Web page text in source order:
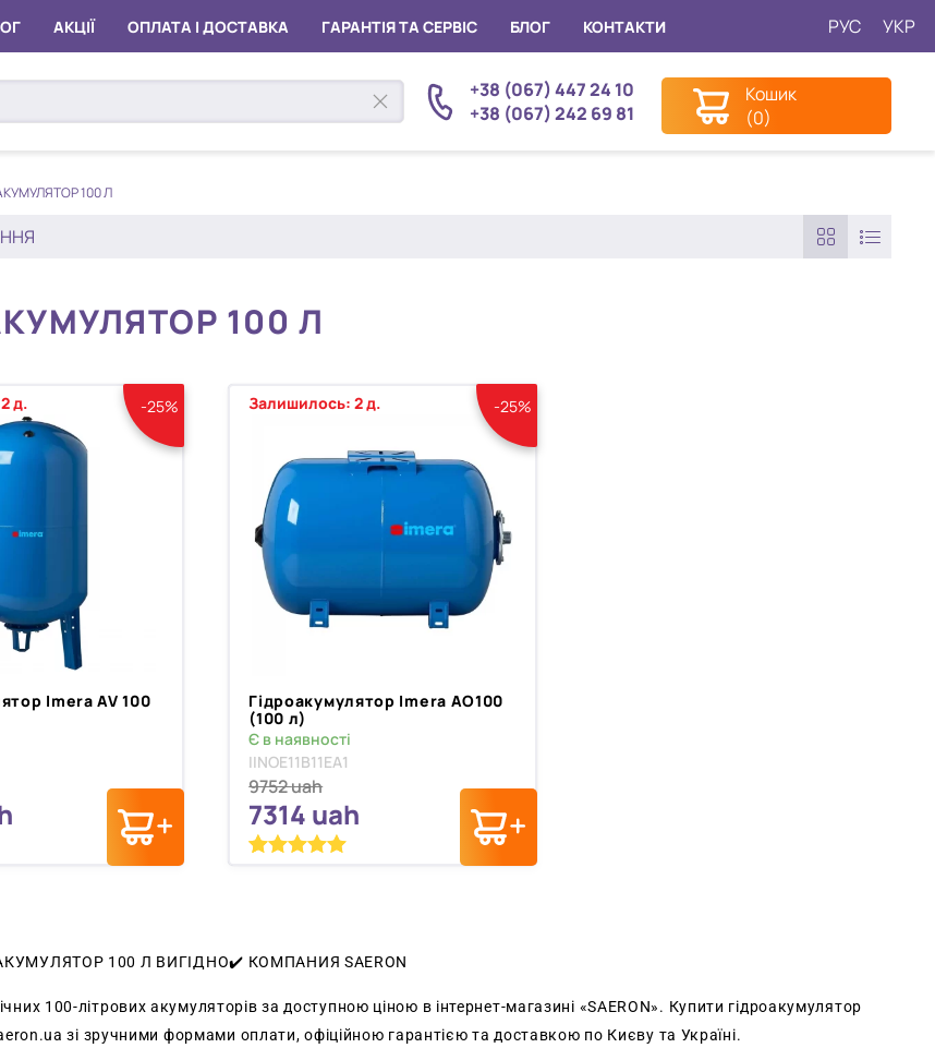
АКЦІЇ ОПЛАТА І ДОСТАВКА ГАРАНТІЯ ТА СЕРВІС БЛОГ КОНТАКТИ РУС УКР
+38 (067) 447 24 10
+38 (067) 242 69 81
Кошик
(0)
100 Л
100 Л
д. -25%
Imera AV 100
Залишилось: 2 д. -25%
Гідроакумулятор Imera AO100
(100 л)
Є в наявності
IINOE11B11EA1
9752uah
7314 uah
100 Л ВИГІДНО✔ ️ КОМПАНИЯ SAERON
100-літрових акумуляторів за доступною ціною в інтернет-магазині «SAERON». Купити гідроакумулятор
зі зручними формами оплати, офіційною гарантією та доставкою по Києву та Україні.